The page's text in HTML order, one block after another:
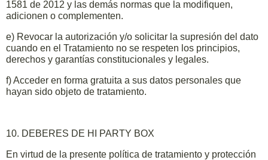
1581 de 2012 y las demás normas que la modifiquen,
adicionen o complementen.
e) Revocar la autorización y/o solicitar la supresión del dato
cuando en el Tratamiento no se respeten los principios,
derechos y garantías constitucionales y legales.
f) Acceder en forma gratuita a sus datos personales que
hayan sido objeto de tratamiento.
10. DEBERES DE HI PARTY BOX
En virtud de la presente política de tratamiento y protección